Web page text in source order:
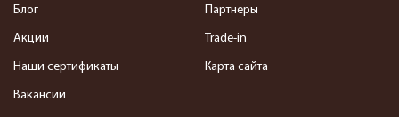
Блог
Акции
Наши сертификаты
Вакансии
Партнеры
Trade-in
Карта сайта